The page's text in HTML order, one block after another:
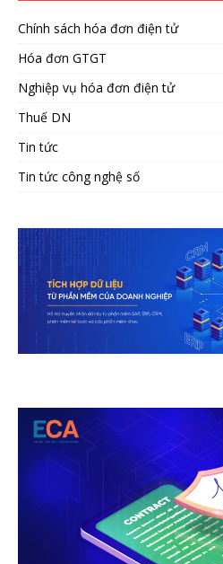
Chính sách hóa đơn điện tử
Hóa đơn GTGT
Nghiệp vụ hóa đơn điện tử
Thuế DN
Tin tức
Tin tức công nghệ số